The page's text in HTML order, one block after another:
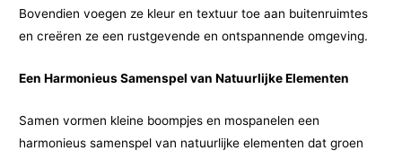
Bovendien voegen ze kleur en textuur toe aan buitenruimtes
en creëren ze een rustgevende en ontspannende omgeving.
Een Harmonieus Samenspel van Natuurlijke Elementen
Samen vormen kleine boompjes en mospanelen een
harmonieus samenspel van natuurlijke elementen dat groen